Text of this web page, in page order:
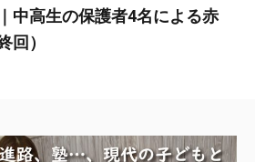
中高生の保護者4名による赤
回）